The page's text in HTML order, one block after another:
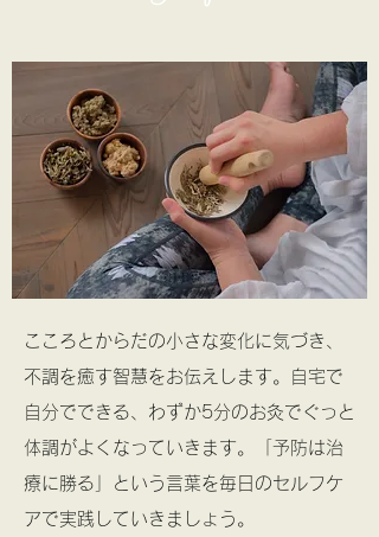
こころとからだの小さな変化に気づき、
不調を癒す智慧をお伝えします。自宅で
自分でできる、わずか5分のお灸でぐっと
体調がよくなっていきます。「予防は治
療に勝る」という言葉を毎日のセルフケ
アで実践していきましょう。